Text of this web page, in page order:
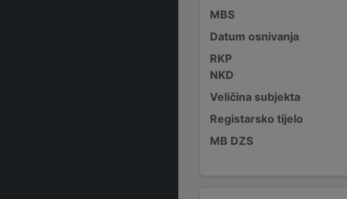
MBS
Datum osnivanja
RKP
NKD
Veličina subjekta
Registarsko tijelo
MB DZS